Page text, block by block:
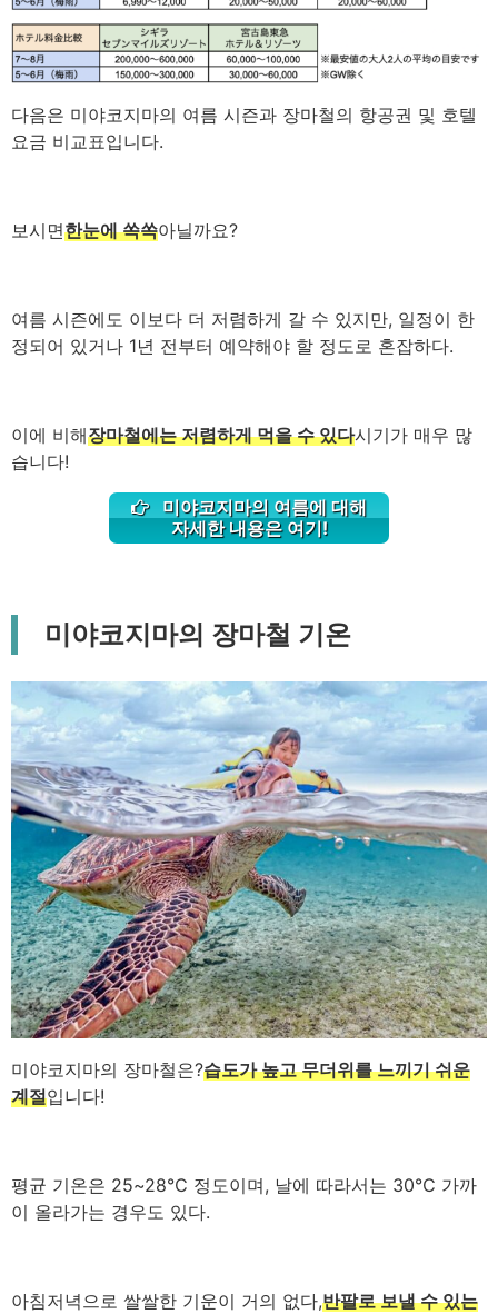
다음은 미야코지마의 여름 시즌과 장마철의 항공권 및 호텔
요금 비교표입니다.
보시면한눈에 쏙쏙아닐까요?
여름 시즌에도 이보다 더 저렴하게 갈 수 있지만, 일정이 한
정되어 있거나 1년 전부터 예약해야 할 정도로 혼잡하다.
이에 비해장마철에는 저렴하게 먹을 수 있다시기가 매우 많
습니다!
미야코지마의 여름에 대해
자세한 내용은 여기!
미야코지마의 장마철 기온
미야코지마의 장마철은?습도가 높고 무더위를 느끼기 쉬운
계절입니다!
평균 기온은 25~28℃ 정도이며, 날에 따라서는 30℃ 가까
이 올라가는 경우도 있다.
아침저녁으로 쌀쌀한 기운이 거의 없다,반팔로 보낼 수 있는